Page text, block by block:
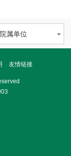
院属单位
友情链接